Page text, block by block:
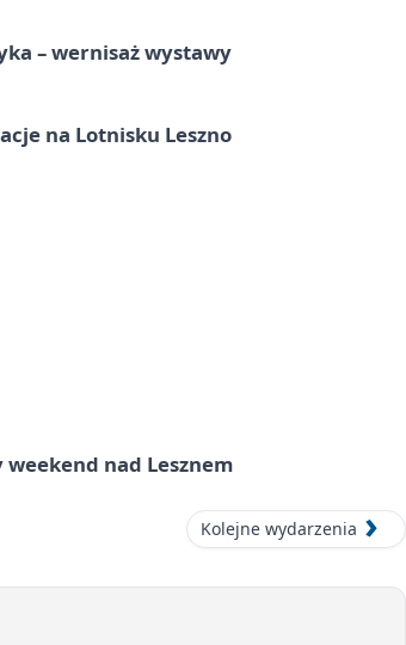
– wernisaż wystawy
na Lotnisku Leszno
nad Lesznem
Kolejne wydarzenia